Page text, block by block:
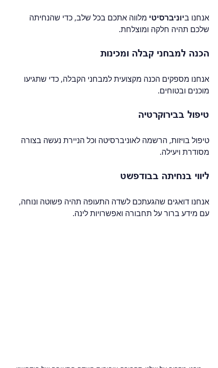
אנחנו ביוניברסיטי מלווה אתכם בכל שלב, כדי שהנחיתה
שלכם תהיה חלקה ומוצלחת.
הכנה למבחני קבלה ומכינות
אנחנו מספקים הכנה מקצועית למבחני הקבלה, כדי שתגיעו
מוכנים ובטוחים.
טיפול בבירוקרטיה
טיפול בויזות, הרשמה לאוניברסיטה וכל הניירת נעשה בצורה
מסודרת ויעילה.
ליווי בנחיתה בבודפשט
אנחנו דואגים שהגעתכם לשדה התעופה תהיה פשוטה ונוחה,
עם מידע ברור על תחבורה ואפשרויות לינה.